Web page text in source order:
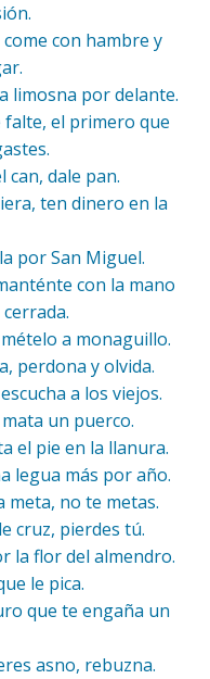
con hambre y
limosna por delante.
el primero que
can, dale pan.
ten dinero en la
por San Miguel.
con la mano
a monaguillo.
perdona y olvida.
a los viejos.
un puerco.
el pie en la llanura.
legua más por año.
meta, no te metas.
cruz, pierdes tú.
la flor del almendro.
le pica.
que te engaña un
asno, rebuzna.